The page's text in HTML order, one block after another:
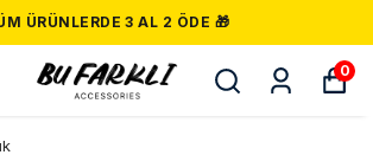
ÜRÜNLERDE 3 AL 2 ÖDE 🎁
0